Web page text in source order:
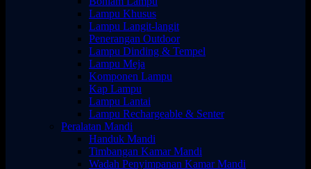
Lampu Khusus
Lampu Langit-langit
Penerangan Outdoor
Lampu Dinding & Tempel
Lampu Meja
Komponen Lampu
Kap Lampu
Lampu Lantai
Lampu Rechargeable & Senter
Peralatan Mandi
Handuk Mandi
Timbangan Kamar Mandi
Wadah Penyimpanan Kamar Mandi